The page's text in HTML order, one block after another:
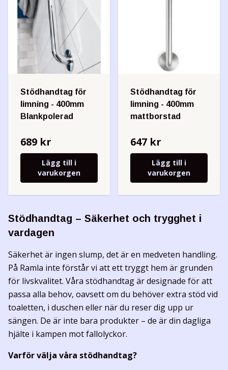
Stödhandtag för
limning - 400mm
Blankpolerad
689 kr
Lägg till i
varukorgen
Stödhandtag för
limning - 400mm
mattborstad
647 kr
Lägg till i
varukorgen
Stödhandtag – Säkerhet och trygghet i
vardagen
Säkerhet är ingen slump, det är en medveten handling.
På Ramla inte förstår vi att ett tryggt hem är grunden
för livskvalitet. Våra stödhandtag är designade för att
passa alla behov, oavsett om du behöver extra stöd vid
toaletten, i duschen eller när du reser dig upp ur
sängen. De är inte bara produkter – de är din dagliga
hjälte i kampen mot fallolyckor.
Varför välja våra stödhandtag?